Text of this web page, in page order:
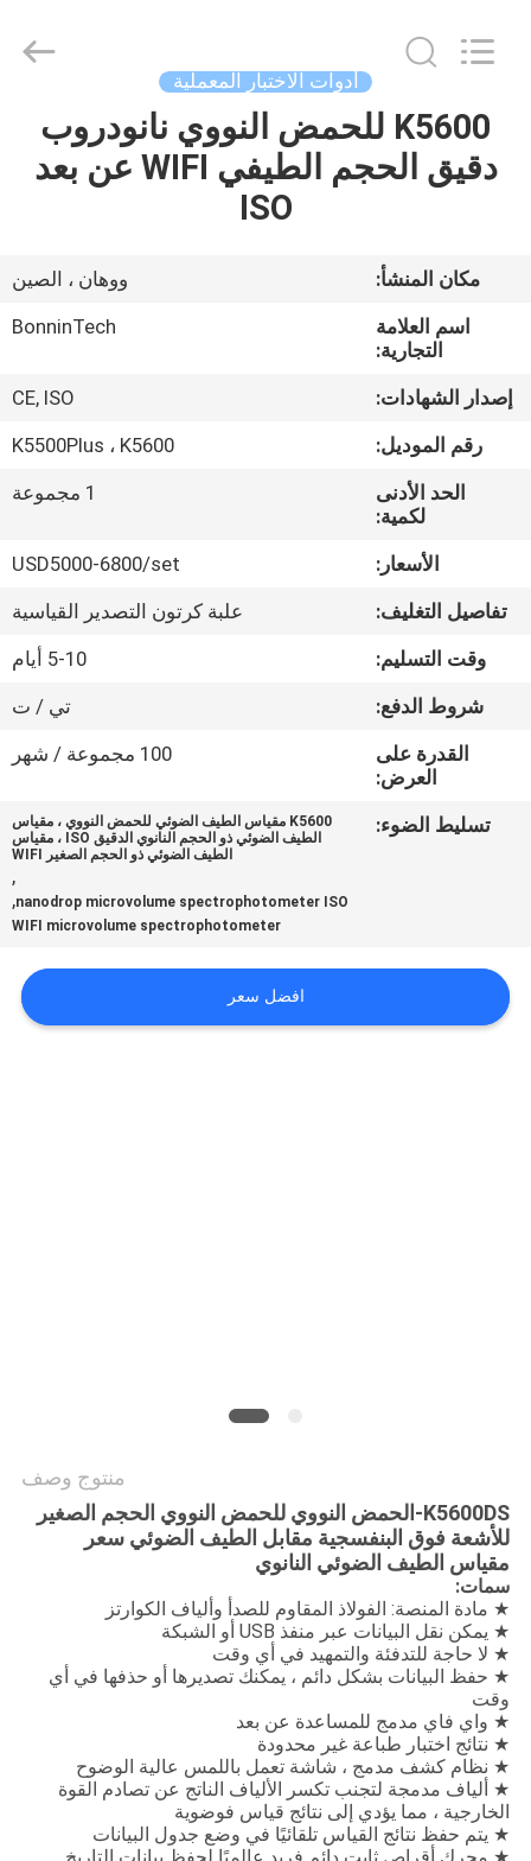
بيت
أشرطة
فيديو
معلومات
جولة
المعمل
رقابة
جودة
خريطة
Technology
Rights
أدوات الاختبار المعملية
K5600 للحمض النووي نانودروب
دقيق الحجم الطيفي WIFI عن بعد
ISO
مكان المنشأ:
ووهان ، الصين
اسم العلامة
التجارية:
BonninTech
إصدار الشهادات:
CE, ISO
رقم الموديل:
K5500Plus ، K5600
الحد الأدنى
لكمية:
1 مجموعة
الأسعار:
USD5000-6800/set
تفاصيل التغليف:
علبة كرتون التصدير القياسية
وقت التسليم:
5-10 أيام
شروط الدفع:
تي / ت
القدرة على
العرض:
100 مجموعة / شهر
تسليط الضوء:
K5600 مقياس الطيف الضوئي للحمض النووي ، مقياس
الطيف الضوئي ذو الحجم النانوي الدقيق ISO ، مقياس
الطيف الضوئي ذو الحجم الصغير WIFI
,
nanodrop microvolume spectrophotometer ISO
,
WIFI microvolume spectrophotometer
افضل سعر
منتوج وصف
K5600DS-
الحمض النووي للحمض النووي الحجم الصغير
للأشعة فوق البنفسجية مقابل الطيف الضوئي سعر
مقياس الطيف الضوئي النانوي
سمات:
★ مادة المنصة: الفولاذ المقاوم للصدأ وألياف الكوارتز
★ يمكن نقل البيانات عبر منفذ USB أو الشبكة
★ لا حاجة للتدفئة والتمهيد في أي وقت
★ حفظ البيانات بشكل دائم ، يمكنك تصديرها أو حذفها في أي
وقت
★ واي فاي مدمج للمساعدة عن بعد
★ نتائج اختبار طباعة غير محدودة
★ نظام كشف مدمج ، شاشة تعمل باللمس عالية الوضوح
★ ألياف مدمجة لتجنب تكسر الألياف الناتج عن تصادم القوة
الخارجية ، مما يؤدي إلى نتائج قياس فوضوية
★ يتم حفظ نتائج القياس تلقائيًا في وضع جدول البيانات